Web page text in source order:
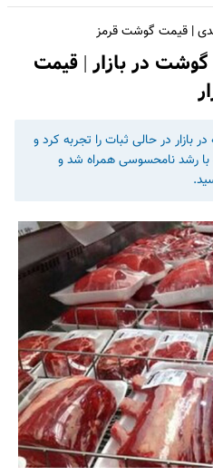
| قیمت گوشت قرمز
در بازار | قیمت
در حالی ثبات را تجربه کرد و
با رشد نامحسوسی همراه شد و